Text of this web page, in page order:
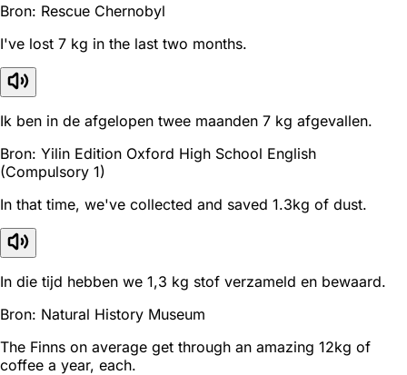
Bron: Rescue Chernobyl
I've lost 7 kg in the last two months.
Ik ben in de afgelopen twee maanden 7 kg afgevallen.
Bron: Yilin Edition Oxford High School English
(Compulsory 1)
In that time, we've collected and saved 1.3kg of dust.
In die tijd hebben we 1,3 kg stof verzameld en bewaard.
Bron: Natural History Museum
The Finns on average get through an amazing 12kg of
coffee a year, each.